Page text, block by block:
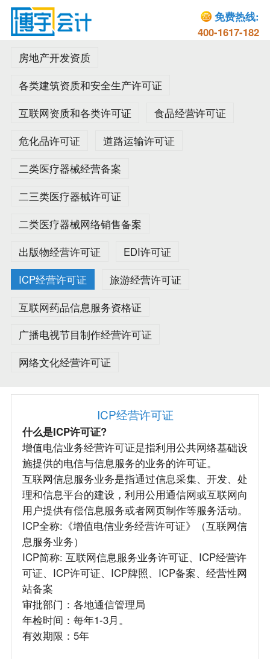
免费热线:
400-1617-182
房地产开发资质
各类建筑资质和安全生产许可证
互联网资质和各类许可证
食品经营许可证
危化品许可证
道路运输许可证
二类医疗器械经营备案
二三类医疗器械许可证
二类医疗器械网络销售备案
出版物经营许可证
EDI许可证
ICP经营许可证
旅游经营许可证
互联网药品信息服务资格证
广播电视节目制作经营许可证
网络文化经营许可证
ICP经营许可证
什么是ICP许可证?
增值电信业务经营许可证是指利用公共网络基础设
施提供的电信与信息服务的业务的许可证。
互联网信息服务业务是指通过信息采集、开发、处
理和信息平台的建设，利用公用通信网或互联网向
用户提供有偿信息服务或者网页制作等服务活动。
ICP全称:《增值电信业务经营许可证》（互联网信
息服务业务）
ICP简称: 互联网信息服务业务许可证、ICP经营许
可证、ICP许可证、ICP牌照、ICP备案、经营性网
站备案
审批部门：各地通信管理局
年检时间：每年1-3月。
有效期限：5年